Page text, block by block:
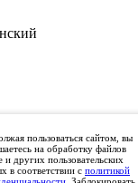
пользоваться сайтом, вы
на обработку файлов
и других пользовательских
в соответствии с политикой